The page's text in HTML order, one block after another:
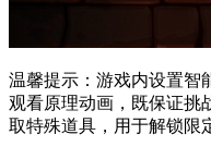
温馨提示：游戏内设置智
观看原理动画，既保证挑
取特殊道具，用于解锁限